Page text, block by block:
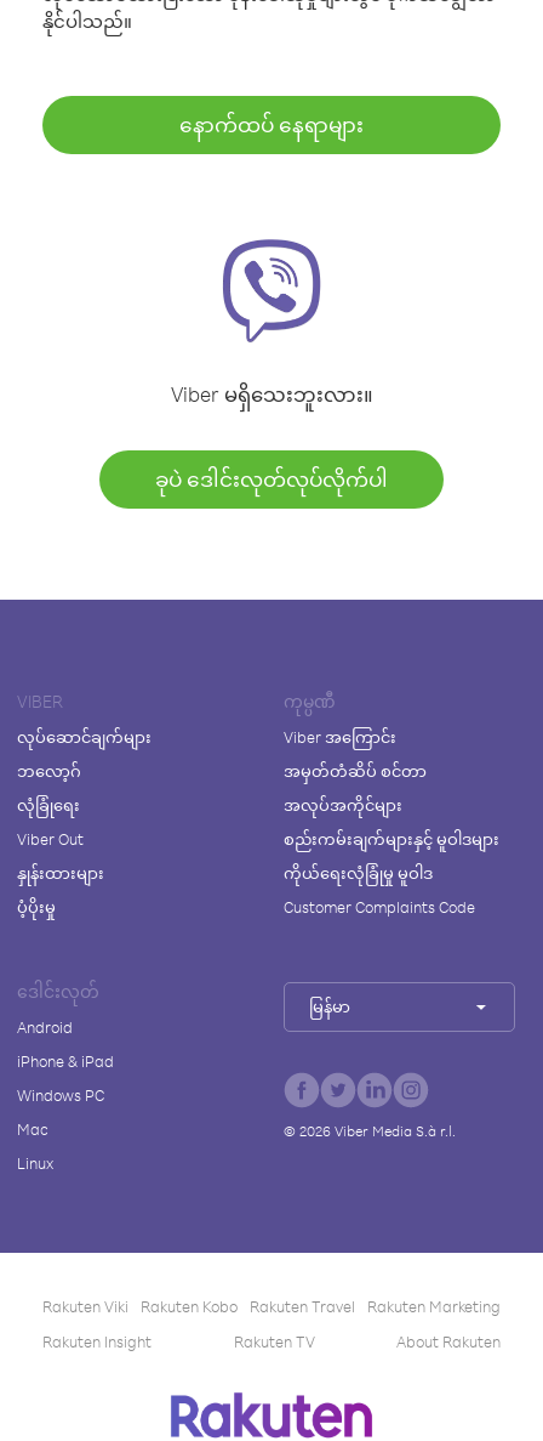
နိုင်ပါသည်။
နောက်ထပ် နေရာများ
Viber မရှိသေးဘူးလား။
ခုပဲ ဒေါင်းလုတ်လုပ်လိုက်ပါ
VIBER
လုပ်ဆောင်ချက်များ
ဘလော့ဂ်
လုံခြုံရေး
Viber Out
နှုန်းထားများ
ပံ့ပိုးမှု
ကုမ္ပဏီ
Viber အကြောင်း
အမှတ်တံဆိပ် စင်တာ
အလုပ်အကိုင်များ
စည်းကမ်းချက်များနှင့် မူဝါဒများ
ကိုယ်ရေးလုံခြုံမှု မူဝါဒ
Customer Complaints Code
ဒေါင်းလုတ်
Android
iPhone & iPad
Windows PC
Mac
Linux
မြန်မာ
© 2026Viber Media S.à r.l.
Rakuten Viki Rakuten Kobo Rakuten Travel
Rakuten Marketing
Rakuten Insight
Rakuten TV About Rakuten